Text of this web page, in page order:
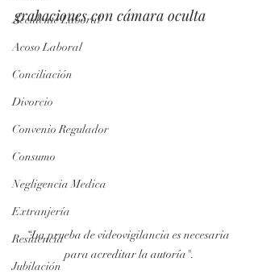
Accidente Laboral
Acoso Laboral
Conciliación
Divorcio
Convenio Regulador
Consumo
Negligencia Medica
Extranjería
Residencia
Jubilación
grabaciones con cámara oculta
“La prueba de videovigilancia es necesaria
para acreditar la autoría".